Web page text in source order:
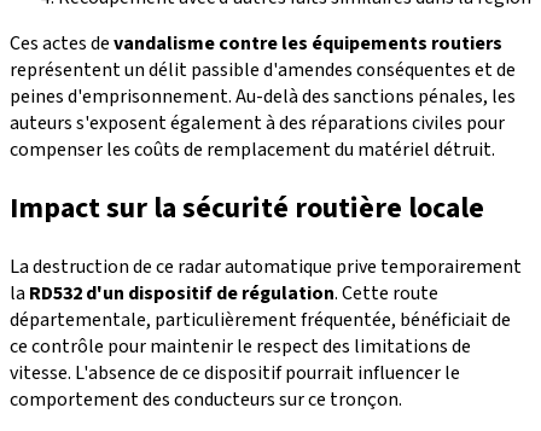
Ces actes devandalisme contre les équipements routiers
représentent un délit passible d'amendes conséquentes et de
peines d'emprisonnement. Au-delà des sanctions pénales, les
auteurs s'exposent également à des réparations civiles pour
compenser les coûts de remplacement du matériel détruit.
Impact sur la sécurité routière locale
La destruction de ce radar automatique prive temporairement
la RD532 d'un dispositif de régulation. Cette route
départementale, particulièrement fréquentée, bénéficiait de
ce contrôle pour maintenir le respect des limitations de
vitesse. L'absence de ce dispositif pourrait influencer le
comportement des conducteurs sur ce tronçon.